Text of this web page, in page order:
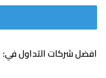
افضل شركات التداول في: